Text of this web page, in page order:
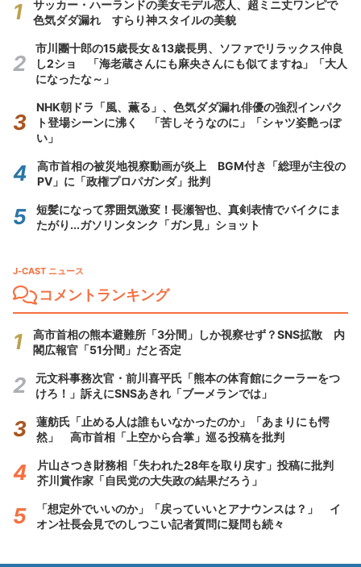
サッカー・ハーランドの美女モデル恋人、超ミニ丈ワンピで
色気ダダ漏れ すらり神スタイルの美貌
市川團十郎の15歳長女＆13歳長男、ソファでリラックス仲良
し2ショ 「海老蔵さんにも麻央さんにも似てますね」「大人
になったな～」
NHK朝ドラ「風、薫る」、色気ダダ漏れ俳優の強烈インパク
ト登場シーンに沸く 「苦しそうなのに」「シャツ姿艶っぽ
い」
高市首相の被災地視察動画が炎上 BGM付き「総理が主役の
PV」に「政権プロパガンダ」批判
短髪になって雰囲気激変！長瀬智也、真剣表情でバイクにま
たがり...ガソリンタンク「ガン見」ショット
J-CAST ニュース
コメントランキング
高市首相の熊本避難所「3分間」しか視察せず？SNS拡散 内
閣広報官「51分間」だと否定
元文科事務次官・前川喜平氏「熊本の体育館にクーラーをつ
けろ！」訴えにSNSあきれ「ブーメランでは」
蓮舫氏「止める人は誰もいなかったのか」「あまりにも愕
然」 高市首相「上空から合掌」巡る投稿を批判
片山さつき財務相「失われた28年を取り戻す」投稿に批判
芥川賞作家「自民党の大失政の結果だろう」
「想定外でいいのか」「戻っていいとアナウンスは？」 イ
オン社長会見でのしつこい記者質問に疑問も続々